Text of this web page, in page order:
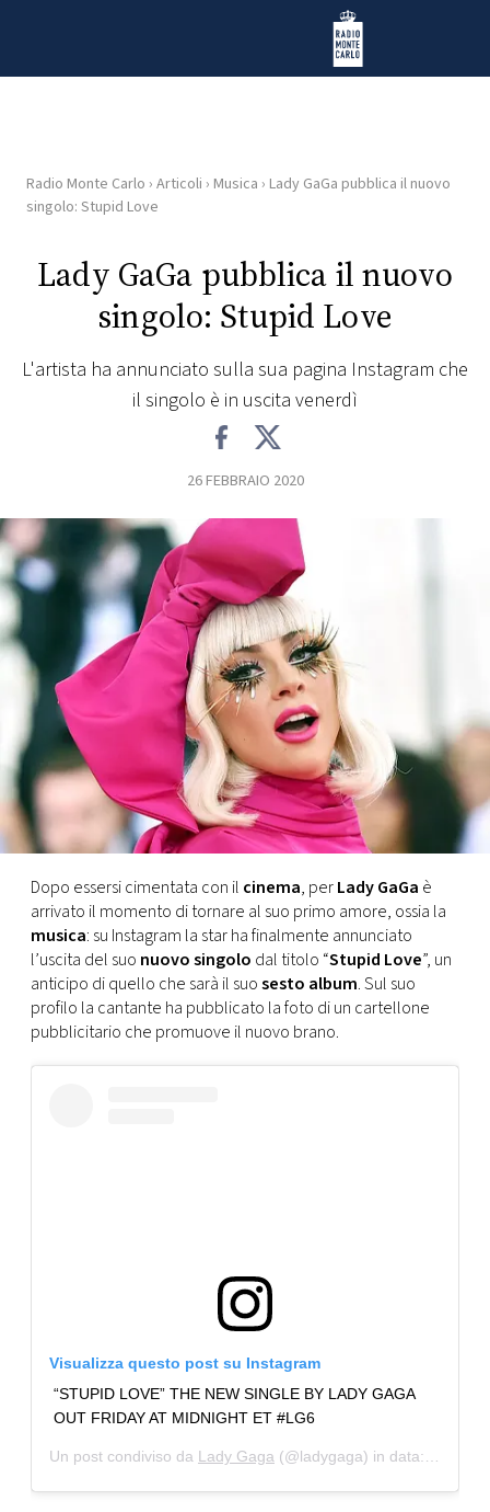
Radio Monte Carlo
HOME
RADIO
FOTO
CONCORSI
EVENTI
VIDEO
TV
PRINCIPATO
DI
MONACO
RMC
CONSIGLIA
Radio Monte Carlo › Articoli › Musica › Lady GaGa pubblica il nuovo
singolo: Stupid Love
Lady GaGa pubblica il nuovo
singolo: Stupid Love
L'artista ha annunciato sulla sua pagina Instagram che
il singolo è in uscita venerdì
26 FEBBRAIO 2020
Dopo essersi cimentata con il cinema, perLady GaGa è
arrivato il momento di tornare al suo primo amore, ossia la
musica: su Instagram la star ha finalmente annunciato
l’uscita del suo nuovo singolo dal titolo “Stupid Love”, un
anticipo di quello che sarà il suosesto album. Sul suo
profilo la cantante ha pubblicato la foto di un cartellone
pubblicitario che promuove il nuovo brano.
Visualizza questo post su Instagram
“STUPID LOVE” THE NEW SINGLE BY LADY GAGA
OUT FRIDAY AT MIDNIGHT ET #LG6
Un post condiviso da Lady Gaga (@ladygaga) in data: 25 Feb